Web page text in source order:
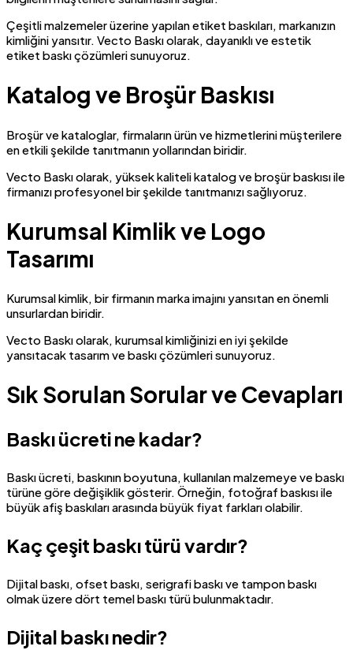
Çeşitli malzemeler üzerine yapılan etiket baskıları, markanızın
kimliğini yansıtır. Vecto Baskı olarak, dayanıklı ve estetik
etiket baskı çözümleri sunuyoruz.
Katalog ve Broşür Baskısı
Broşür ve kataloglar, firmaların ürün ve hizmetlerini müşterilere
en etkili şekilde tanıtmanın yollarından biridir.
Vecto Baskı olarak, yüksek kaliteli katalog ve broşür baskısı ile
firmanızı profesyonel bir şekilde tanıtmanızı sağlıyoruz.
Kurumsal Kimlik ve Logo
Tasarımı
Kurumsal kimlik, bir firmanın marka imajını yansıtan en önemli
unsurlardan biridir.
Vecto Baskı olarak, kurumsal kimliğinizi en iyi şekilde
yansıtacak tasarım ve baskı çözümleri sunuyoruz.
Sık Sorulan Sorular ve Cevapları
Baskı ücreti ne kadar?
Baskı ücreti, baskının boyutuna, kullanılan malzemeye ve baskı
türüne göre değişiklik gösterir. Örneğin, fotoğraf baskısı ile
büyük afiş baskıları arasında büyük fiyat farkları olabilir.
Kaç çeşit baskı türü vardır?
Dijital baskı, ofset baskı, serigrafi baskı ve tampon baskı
olmak üzere dört temel baskı türü bulunmaktadır.
Dijital baskı nedir?